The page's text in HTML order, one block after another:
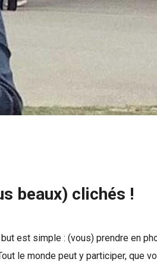
beaux) clichés !
est simple : (vous) prendre en
le monde peut y participer, que